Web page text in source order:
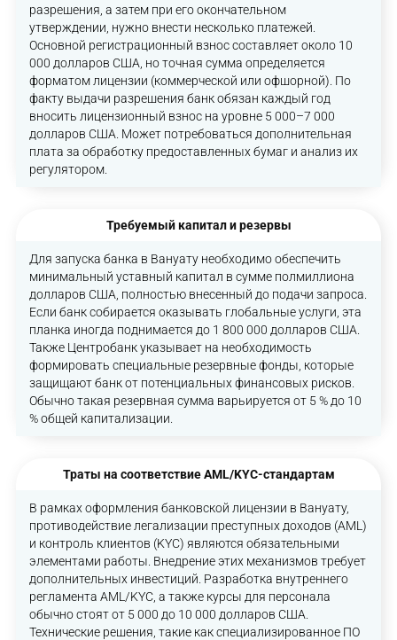
разрешения, а затем при его окончательном
утверждении, нужно внести несколько платежей.
Основной регистрационный взнос составляет около 10
000 долларов США, но точная сумма определяется
форматом лицензии (коммерческой или офшорной). По
факту выдачи разрешения банк обязан каждый год
вносить лицензионный взнос на уровне 5 000–7 000
долларов США. Может потребоваться дополнительная
плата за обработку предоставленных бумаг и анализ их
регулятором.
Требуемый капитал и резервы
Для запуска банка в Вануату необходимо обеспечить
минимальный уставный капитал в сумме полмиллиона
долларов США, полностью внесенный до подачи запроса.
Если банк собирается оказывать глобальные услуги, эта
планка иногда поднимается до 1 800 000 долларов США.
Также Центробанк указывает на необходимость
формировать специальные резервные фонды, которые
защищают банк от потенциальных финансовых рисков.
Обычно такая резервная сумма варьируется от 5 % до 10
% общей капитализации.
Траты на соответствие AML/KYC-стандартам
В рамках оформления банковской лицензии в Вануату,
противодействие легализации преступных доходов (AML)
и контроль клиентов (KYC) являются обязательными
элементами работы. Внедрение этих механизмов требует
дополнительных инвестиций. Разработка внутреннего
регламента AML/KYC, а также курсы для персонала
обычно стоят от 5 000 до 10 000 долларов США.
Технические решения, такие как специализированное ПО